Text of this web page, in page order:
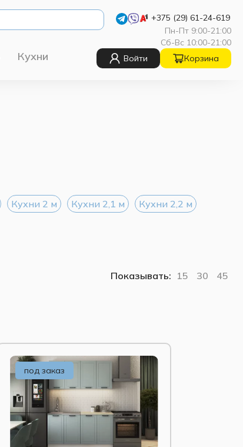
+375 (29) 61-24-619
Пн-Пт 9:00-21:00
Сб-Вс 10:00-21:00
Кухни Войти Корзина
Кухни 2 м Кухни 2,1 м
Кухни 2,2 м
Показывать: 15 30 45
под заказ